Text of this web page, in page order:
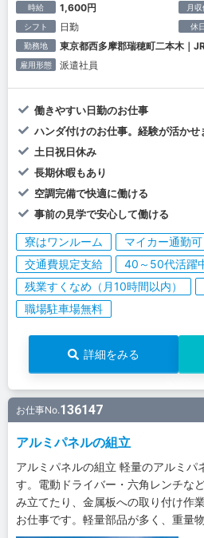
時給 1,600円 月収
シフト 日勤 休日
勤務地 東京都西多摩郡瑞穂町二本木｜
雇用形態 派遣社員
働きやすい日勤のお仕事
ハンダ付けのお仕事。経験が活かせ
土日祝日休み
長期休暇もあり
空調完備で快適に働ける
事前の見学で安心して働ける
寮はワンルーム マイカー通勤可
交通費規定支給
40～50代活躍
残業すくなめ（月10時間以内）
職場駐車場無料
詳細をみる
お仕事No.136147
アルミパネルの組立
アルミパネルの組立 軽量のアルミパ
す。電動ドライバー・六角レンチな
み立てたり、金属板への取り付け作
お仕事です。軽量部品が多く、重量